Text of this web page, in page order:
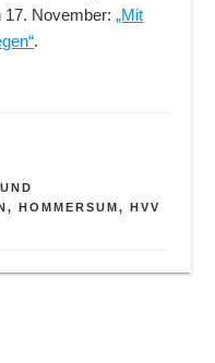
17. November:„Mit
.
, HOMMERSUM, HVV